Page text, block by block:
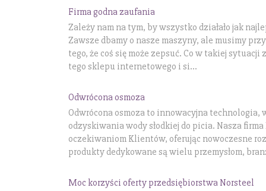
Firma godna zaufania
Zależy nam na tym, by wszystko działało jak
Zawsze dbamy o nasze maszyny, ale musimy
tego, że coś się może zepsuć. Co w takiej
tego sklepu internetowego i si...
Odwrócona osmoza
Odwrócona osmoza to innowacyjna technologia,
odzyskiwania wody słodkiej do picia. Nasza
oczekiwaniom Klientów, oferując nowoczesne
produkty dedykowane są wielu przemysłom,
Moc korzyści oferty przedsiębiorstwa Norsteel